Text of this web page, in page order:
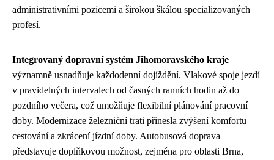
administrativními pozicemi a širokou škálou specializovaných
profesí.
Integrovaný dopravní systém Jihomoravského kraje
významně usnadňuje každodenní dojíždění. Vlakové spoje jezdí
v pravidelných intervalech od časných ranních hodin až do
pozdního večera, což umožňuje flexibilní plánování pracovní
doby. Modernizace železniční trati přinesla zvýšení komfortu
cestování a zkrácení jízdní doby. Autobusová doprava
představuje doplňkovou možnost, zejména pro oblasti Brna,